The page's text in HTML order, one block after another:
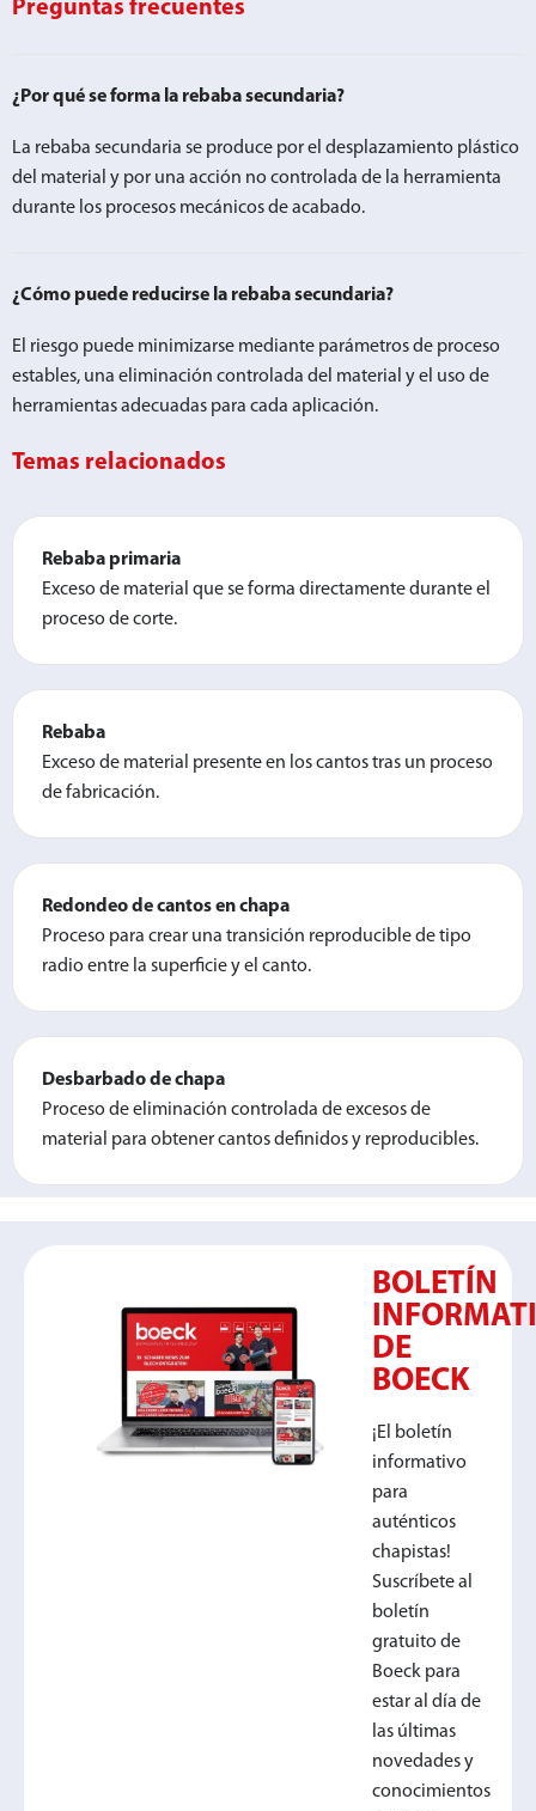
Preguntas frecuentes
¿Por qué se forma la rebaba secundaria?
La rebaba secundaria se produce por el desplazamiento plástico
del material y por una acción no controlada de la herramienta
durante los procesos mecánicos de acabado.
¿Cómo puede reducirse la rebaba secundaria?
El riesgo puede minimizarse mediante parámetros de proceso
estables, una eliminación controlada del material y el uso de
herramientas adecuadas para cada aplicación.
Temas relacionados
Rebaba primaria
Exceso de material que se forma directamente durante el
proceso de corte.
Rebaba
Exceso de material presente en los cantos tras un proceso
de fabricación.
Redondeo de cantos en chapa
Proceso para crear una transición reproducible de tipo
radio entre la superficie y el canto.
Desbarbado de chapa
Proceso de eliminación controlada de excesos de
material para obtener cantos definidos y reproducibles.
BOLETÍN
DE
BOECK
¡El boletín
informativo
para
auténticos
chapistas!
Suscríbete al
boletín
gratuito de
Boeck para
estar al día de
las últimas
novedades y
conocimientos